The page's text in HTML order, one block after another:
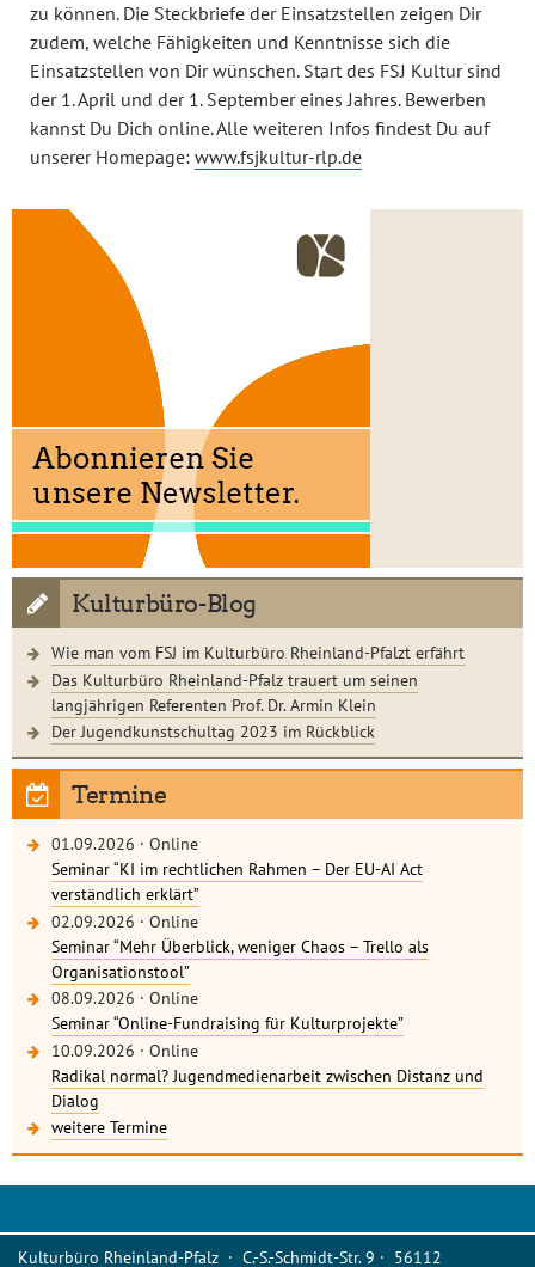
zu können. Die Steckbriefe der Einsatzstellen zeigen Dir
zudem, welche Fähigkeiten und Kenntnisse sich die
Einsatzstellen von Dir wünschen. Start des FSJ Kultur sind
der 1. April und der 1. September eines Jahres. Bewerben
kannst Du Dich online. Alle weiteren Infos findest Du auf
unserer Homepage: www.fsjkultur-rlp.de
Kulturbüro-Blog
Wie man vom FSJ im Kulturbüro Rheinland-Pfalzt erfährt
Das Kulturbüro Rheinland-Pfalz trauert um seinen
langjährigen Referenten Prof. Dr. Armin Klein
Der Jugendkunstschultag 2023 im Rückblick
Termine
01.09.2026 · Online
Seminar “KI im rechtlichen Rahmen – Der EU-AI Act
verständlich erklärt”
02.09.2026 · Online
Seminar “Mehr Überblick, weniger Chaos – Trello als
Organisationstool”
08.09.2026 · Online
Seminar “Online-Fundraising für Kulturprojekte”
10.09.2026 · Online
Radikal normal? Jugendmedienarbeit zwischen Distanz und
Dialog
weitere Termine
Kulturbüro Rheinland-Pfalz · C.-S.-Schmidt-Str. 9 · 56112